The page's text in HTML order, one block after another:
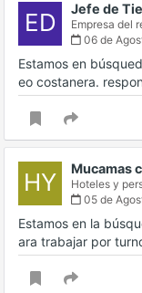
ED Jefe de
Empresa del
06 de
Estamos en
eo costanera.
HY Mucamas
Hoteles y
05 de
Estamos en la
ara trabajar por